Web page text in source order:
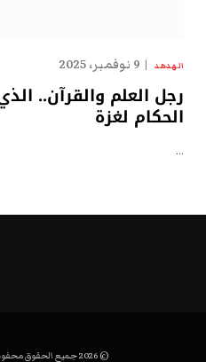
الهدهد 9 نوفمبر، 2025
رجل العلم والقرآن..
الحكام لغزة
…
© 2026 جميع الحقوق محفوظة. وطن يغرد خارج السرب